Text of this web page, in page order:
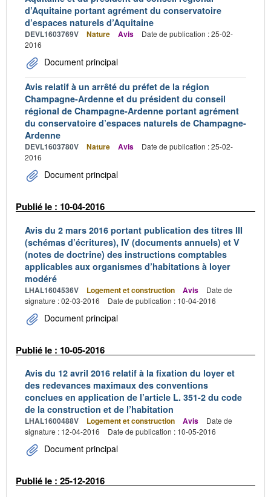
d’Aquitaine portant agrément du conservatoire
d’espaces naturels d’Aquitaine
DEVL1603769V Nature Avis
Date de publication : 25-02-
2016
Document principal
Avis relatif à un arrêté du préfet de la région
Champagne-Ardenne et du président du conseil
régional de Champagne-Ardenne portant agrément
du conservatoire d’espaces naturels de Champagne-
Ardenne
DEVL1603780V Nature Avis
Date de publication : 25-02-
2016
Document principal
Publié le : 10-04-2016
Avis du 2 mars 2016 portant publication des titres III
(schémas d’écritures), IV (documents annuels) et V
(notes de doctrine) des instructions comptables
applicables aux organismes d’habitations à loyer
modéré
LHAL1604536V Logement et construction Avis
Date de
signature : 02-03-2016
Date de publication : 10-04-2016
Document principal
Publié le : 10-05-2016
Avis du 12 avril 2016 relatif à la fixation du loyer et
des redevances maximaux des conventions
conclues en application de l’article L. 351-2 du code
de la construction et de l’habitation
LHAL1600488V Logement et construction Avis
Date de
signature : 12-04-2016
Date de publication : 10-05-2016
Document principal
Publié le : 25-12-2016